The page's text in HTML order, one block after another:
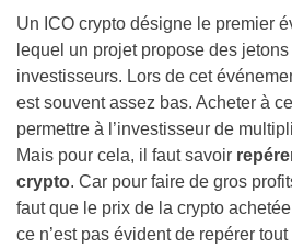
Un ICO crypto désigne le premier
lequel un projet propose des
investisseurs. Lors de cet
est souvent assez bas. Acheter à
permettre à l’investisseur de
Mais pour cela, il faut savoir
crypto. Car pour faire de gros
faut que le prix de la crypto
ce n’est pas évident de repérer